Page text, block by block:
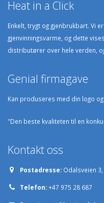
Heat in a Click
Enkelt, trygt og gjenbrukbart. Vi
gjenvinningsvarme, og dette
distributører over hele verden,
Genial firmagave
Kan produseres med din logo
"Den beste kvaliteten til en
Kontakt oss
Postadresse: Odalsveien
Telefon:+47 975 28 687